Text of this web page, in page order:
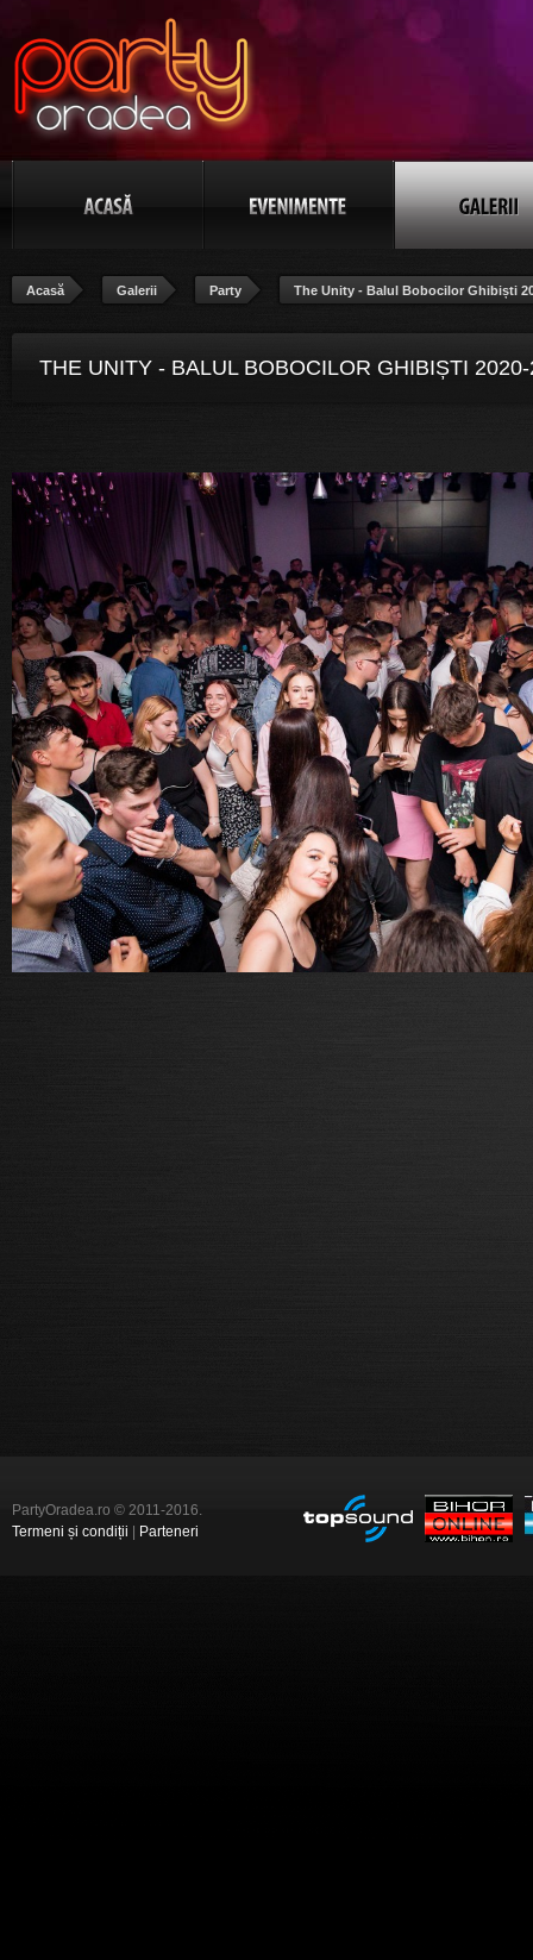
Acasă Galerii Party The Unity - Balul Bobocilor Ghibiști
THE UNITY - BALUL BOBOCILOR GHIBIȘTI
PartyOradea.ro © 2011-2016.
Termeni și condiții
Parteneri